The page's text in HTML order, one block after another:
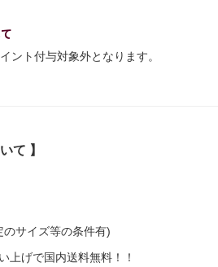
ント付与対象外となります。
て 】
サイズ等の条件有)
上げで国内送料無料！！